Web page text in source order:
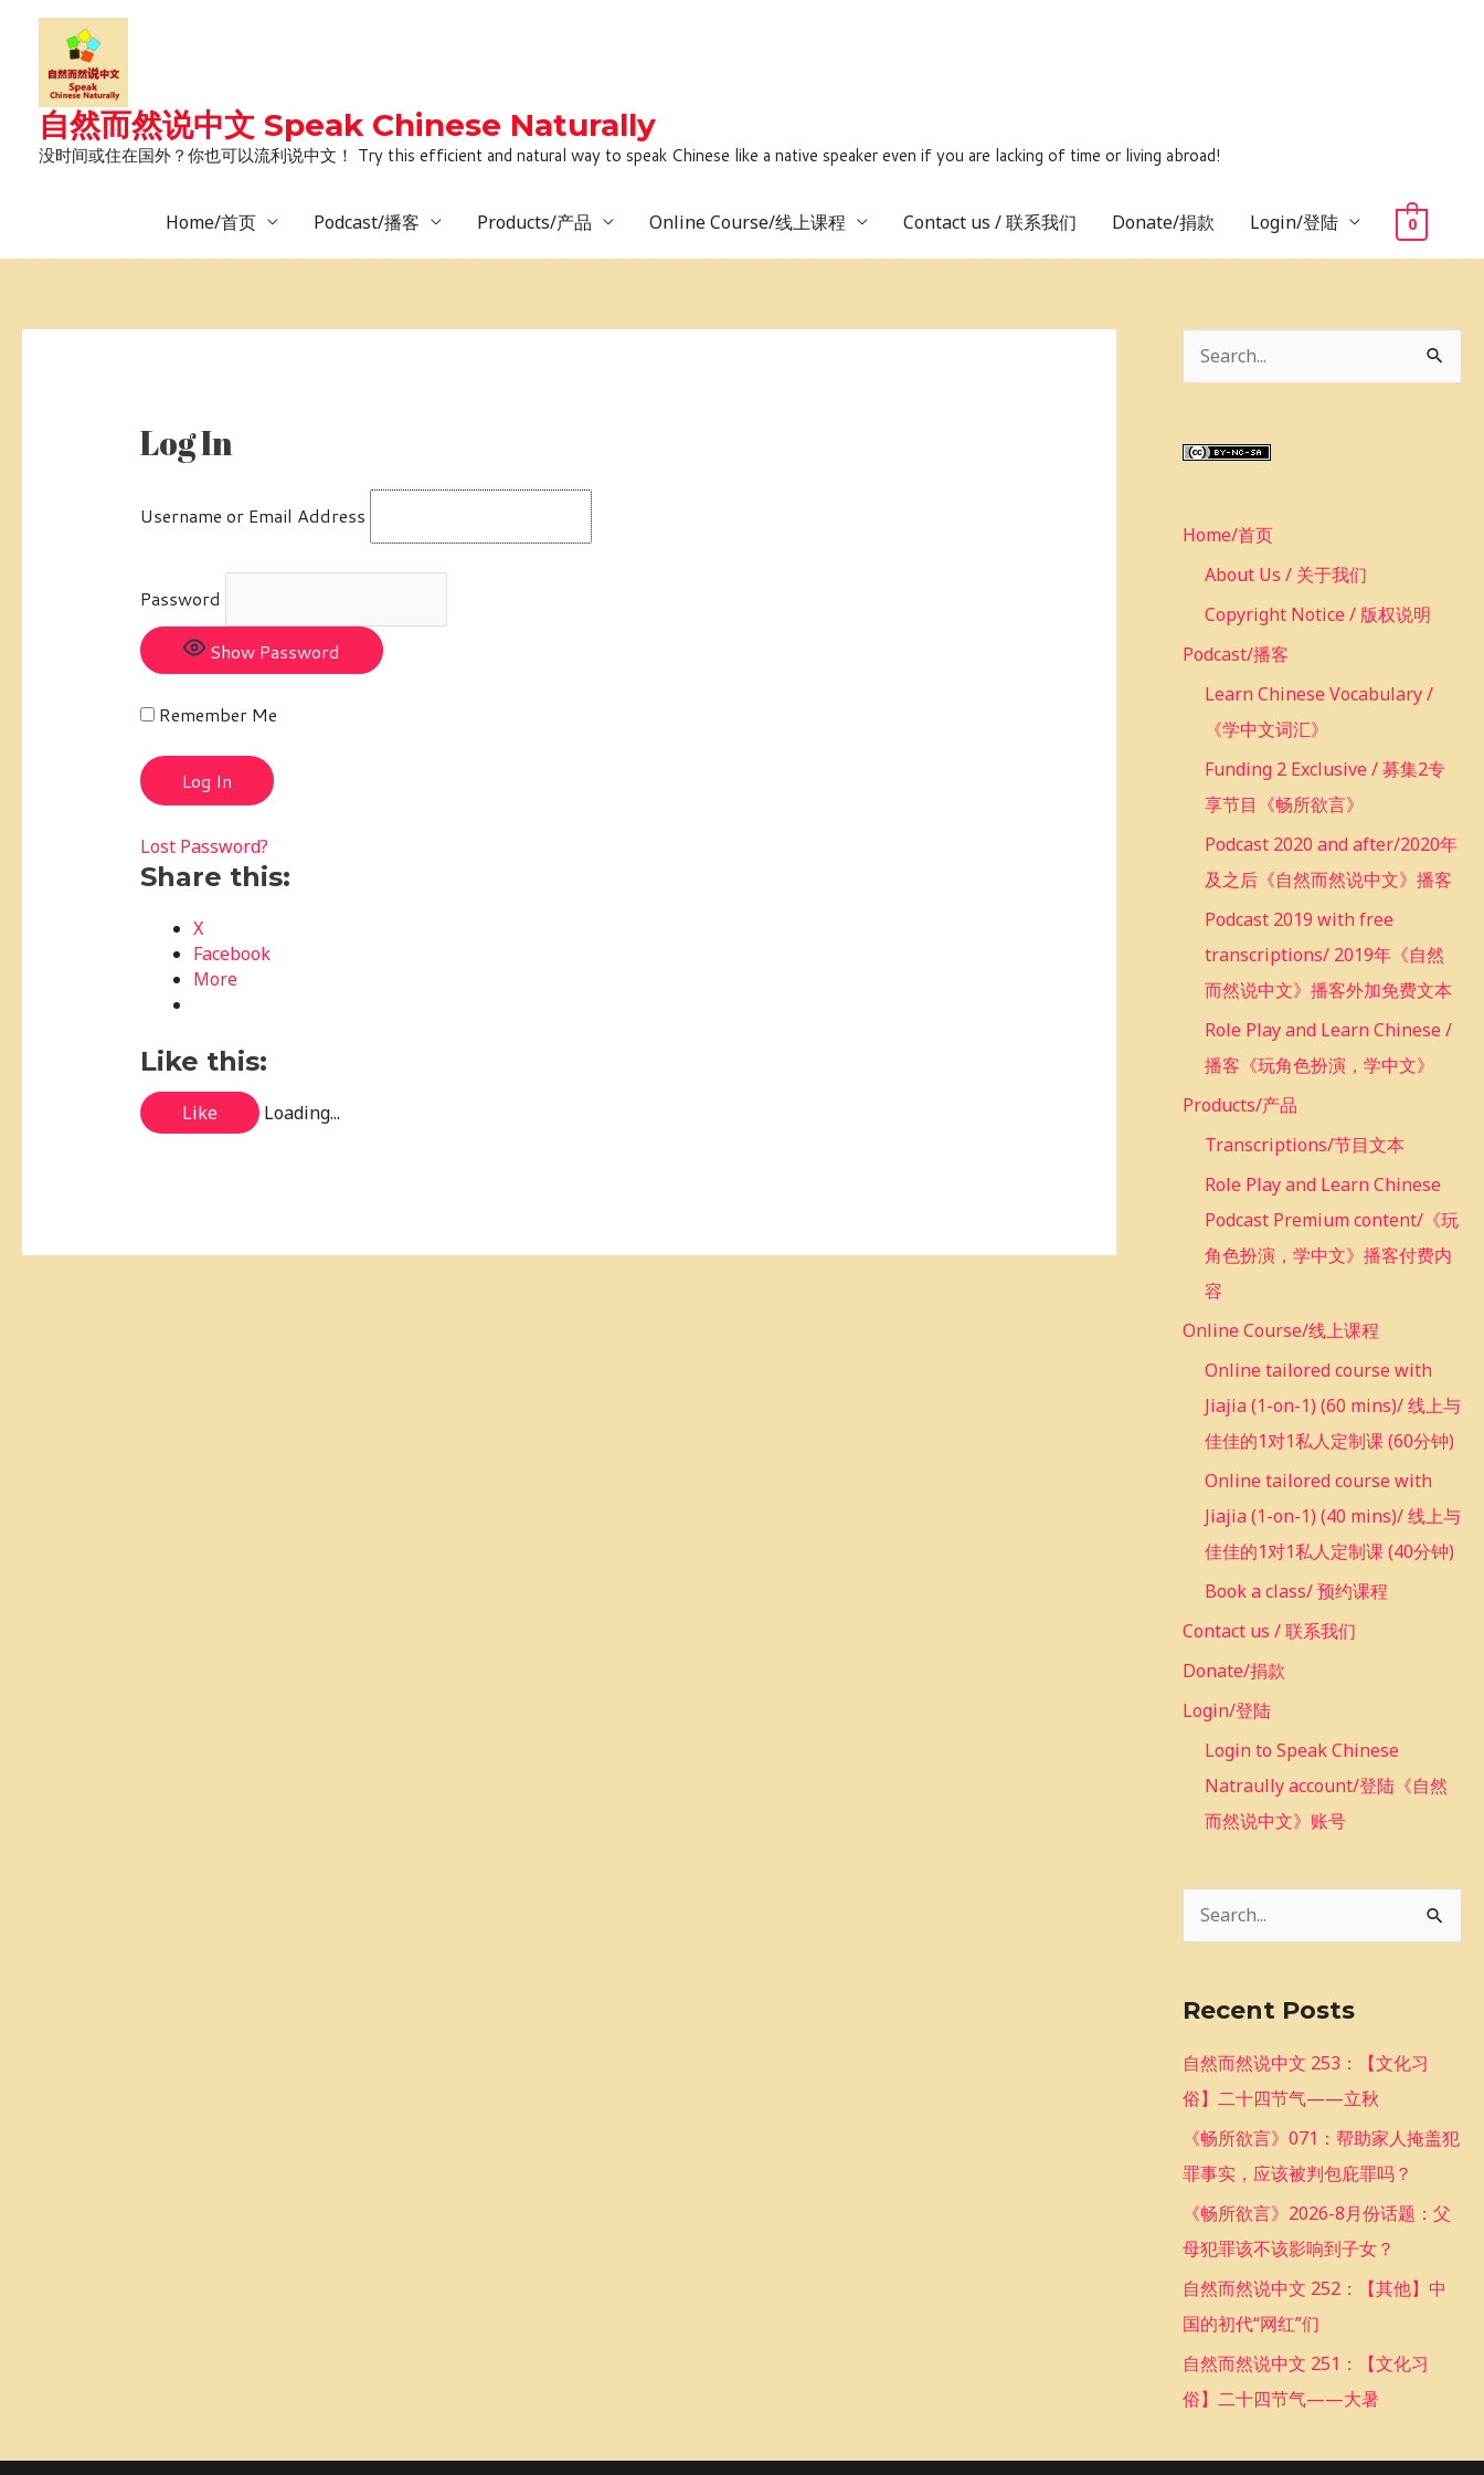
自然而然说中文 Speak Chinese Naturally
没时间或住在国外？你也可以流利说中文！ Try this efficient and natural way to speak Chinese like a native speaker even if you are lacking of time or living abroad!
Home/首页 Podcast/播客 Products/产品 Online Course/线上课程 Contact us / 联系我们 Donate/捐款 Login/登陆 0
Log In
Username or Email Address
Password
Show Password
Remember Me
Lost Password?
Share this:
X
Facebook
More
Like this:
Like Loading...
r
h
r
Home/首页
About Us / 关于我们
Copyright Notice / 版权说明
Podcast/播客
Learn Chinese Vocabulary /
《学中文词汇》
Funding 2 Exclusive / 募集2专
享节目《畅所欲言》
Podcast 2020 and after/2020年
及之后《自然而然说中文》播客
Podcast 2019 with free
transcriptions/ 2019年《自然
而然说中文》播客外加免费文本
Role Play and Learn Chinese /
播客《玩角色扮演，学中文》
Products/产品
Transcriptions/节目文本
Role Play and Learn Chinese
Podcast Premium content/《玩
角色扮演，学中文》播客付费内
容
Online Course/线上课程
Online tailored course with
Jiajia (1-on-1) (60 mins)/ 线上与
佳佳的1对1私人定制课 (60分钟)
Online tailored course with
Jiajia (1-on-1) (40 mins)/ 线上与
佳佳的1对1私人定制课 (40分钟)
Book a class/ 预约课程
Contact us / 联系我们
Donate/捐款
Login/登陆
Login to Speak Chinese
Natraully account/登陆《自然
而然说中文》账号
r
c
h
o
Recent Posts
自然而然说中文 253：【文化习
俗】二十四节气——立秋
《畅所欲言》071：帮助家人掩盖犯
罪事实，应该被判包庇罪吗？
《畅所欲言》2026-8月份话题：父
母犯罪该不该影响到子女？
自然而然说中文 252：【其他】中
国的初代“网红”们
自然而然说中文 251：【文化习
俗】二十四节气——大暑